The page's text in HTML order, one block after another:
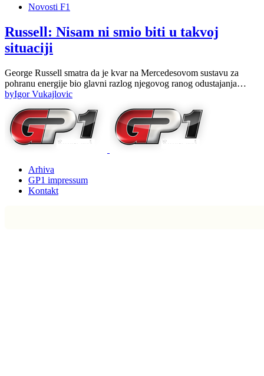
Novosti F1
Russell: Nisam ni smio biti u takvoj
situaciji
George Russell smatra da je kvar na Mercedesovom sustavu za
pohranu energije bio glavni razlog njegovog ranog odustajanja…
byIgor Vukajlovic
Arhiva
GP1 impressum
Kontakt